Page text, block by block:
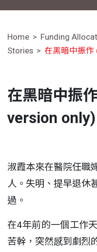
Home Funding
Stories
在黑暗中振作
在黑暗中振
version only)
淑霞本來在醫院任職
人。失明、提早退休
過。
在4年前的一個工作
苦幹，突然感到劇烈